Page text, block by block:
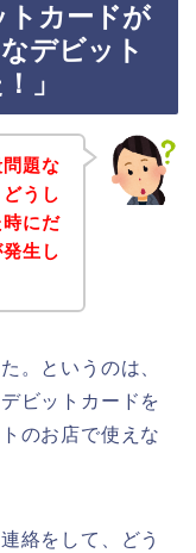
トカードが
デビット
」
題な
うし
にだ
生し
。というのは、
ビットカードを
のお店で使えな
絡をして、どう